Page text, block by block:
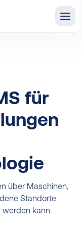
für
über Maschinen,
Standorte
werden kann.